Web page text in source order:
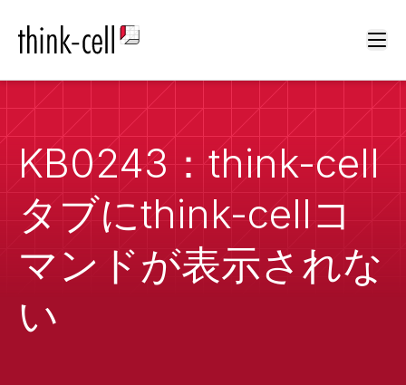
KB0243：think-cell
タブにthink-cellコ
マンドが表示されな
い